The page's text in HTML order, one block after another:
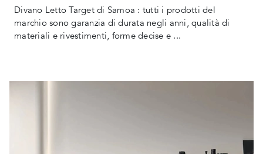
Divano Letto Target di Samoa : tutti i prodotti del
marchio sono garanzia di durata negli anni, qualità di
materiali e rivestimenti, forme decise e ...